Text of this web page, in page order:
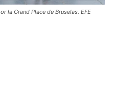
la Grand Place de Bruselas. EFE